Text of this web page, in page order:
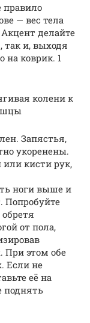
правило
— вес тела
делайте
так и, выходя
на коврик. 1
колени к
Запястья,
укоренены.
или кисти рук,
ноги выше и
Попробуйте
от пола,
При этом обе
Если не
её на
поднять